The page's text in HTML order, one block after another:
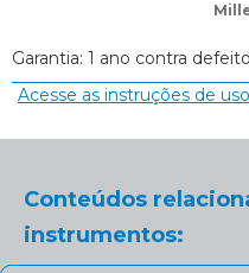
Garantia: 1 ano contra
Acesse as instruções de uso
Conteúdos
instrumentos: